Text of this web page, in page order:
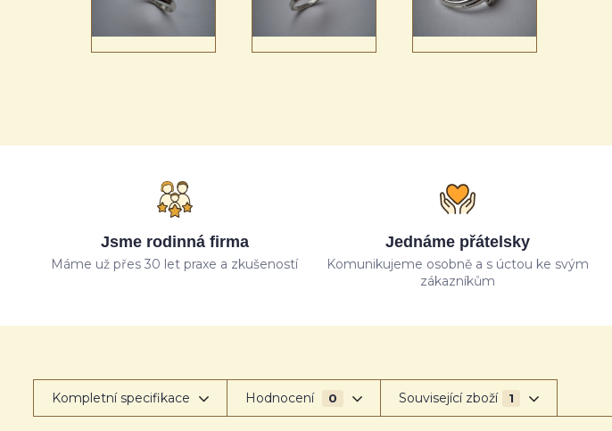
Jsme rodinná firma
Máme už přes 30 let praxe a zkušeností
Jednáme přátelsky
Komunikujeme osobně a s úctou ke svým
zákazníkům
Kompletní specifikace Hodnocení 0 Související zboží 1